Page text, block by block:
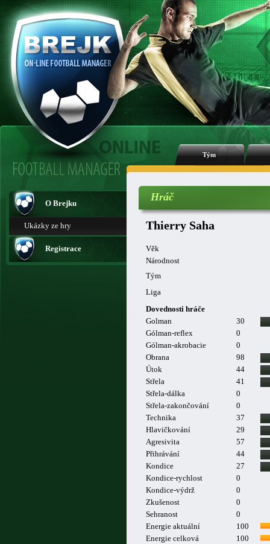
Tým
O Brejku
Ukázky ze hry
Registrace
Hráč
Thierry Saha
Věk
Národnost
Tým
Liga
Dovednosti hráče
Golman
30
Gólman-reflex
0
Gólman-akrobacie
0
Obrana
98
Útok
44
Střela
41
Střela-dálka
0
Střela-zakončování
0
Technika
37
Hlavičkování
29
Agresivita
57
Přihrávání
44
Kondice
27
Kondice-rychlost
0
Kondice-výdrž
0
Zkušenost
0
Sehranost
0
Energie aktuální
100
Energie celková
100